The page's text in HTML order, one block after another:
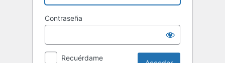
Contraseña
Recuérdame